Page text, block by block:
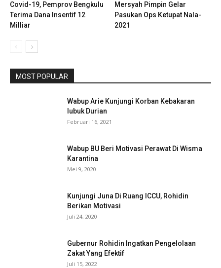
Covid-19, Pemprov Bengkulu
Terima Dana Insentif 12
Milliar
Mersyah Pimpin Gelar
Pasukan Ops Ketupat Nala-
2021
MOST POPULAR
Wabup Arie Kunjungi Korban Kebakaran
lubuk Durian
Februari 16, 2021
Wabup BU Beri Motivasi Perawat Di Wisma
Karantina
Mei 9, 2020
Kunjungi Juna Di Ruang ICCU, Rohidin
Berikan Motivasi
Juli 24, 2020
Gubernur Rohidin Ingatkan Pengelolaan
Zakat Yang Efektif
Juli 15, 2022